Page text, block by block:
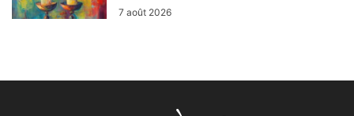
7 août 2026